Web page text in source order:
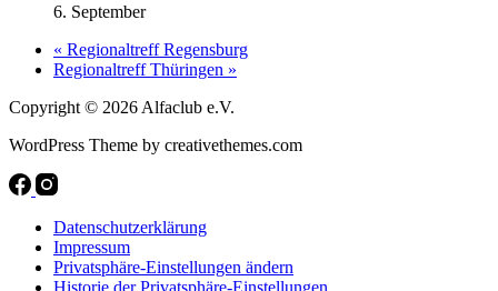
6. September
« Regionaltreff Regensburg
Regionaltreff Thüringen »
Copyright © 2026 Alfaclub e.V.
WordPress Theme by creativethemes.com
Datenschutzerklärung
Impressum
Privatsphäre-Einstellungen ändern
Historie der Privatsphäre-Einstellungen